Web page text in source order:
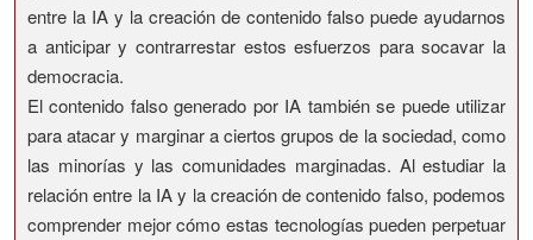
entre la IA y la creación de contenido falso puede ayudarnos
a anticipar y contrarrestar estos esfuerzos para socavar la
democracia.
El contenido falso generado por IA también se puede utilizar
para atacar y marginar a ciertos grupos de la sociedad, como
las minorías y las comunidades marginadas. Al estudiar la
relación entre la IA y la creación de contenido falso, podemos
comprender mejor cómo estas tecnologías pueden perpetuar